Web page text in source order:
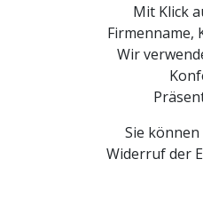
Mit Klick
Firmenname,
Wir
Sie
Widerruf der